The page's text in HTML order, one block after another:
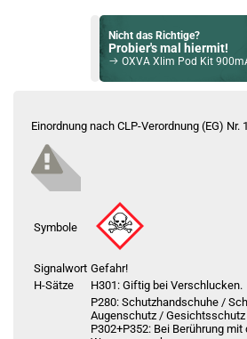
Nicht das Richtige?
Probier's mal hiermit!
OXVA Xlim Pod Kit 900mAh 2ml
SMOK ARCO S1 Pod Kit
Einordnung nach CLP-Verordnung (EG) Nr.
Symbole
Signalwort Gefahr!
H-Sätze
H301: Giftig bei Verschlucken.
P280: Schutzhandschuhe /
Augenschutz / Gesichtsschutz
P302+P352: Bei Berührung mit